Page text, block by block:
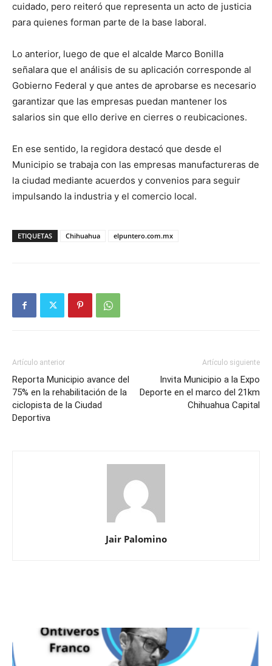
cuidado, pero reiteró que representa un acto de justicia
para quienes forman parte de la base laboral.
Lo anterior, luego de que el alcalde Marco Bonilla
señalara que el análisis de su aplicación corresponde al
Gobierno Federal y que antes de aprobarse es necesario
garantizar que las empresas puedan mantener los
salarios sin que ello derive en cierres o reubicaciones.
En ese sentido, la regidora destacó que desde el
Municipio se trabaja con las empresas manufactureras de
la ciudad mediante acuerdos y convenios para seguir
impulsando la industria y el comercio local.
ETIQUETAS Chihuahua elpuntero.com.mx
Artículo anterior
Reporta Municipio avance del
75% en la rehabilitación de la
ciclopista de la Ciudad
Deportiva
Artículo siguiente
Invita Municipio a la Expo
Deporte en el marco del 21km
Chihuahua Capital
Jair Palomino